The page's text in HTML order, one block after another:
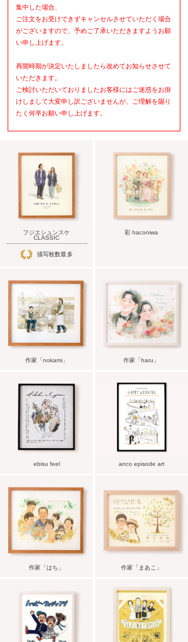
集中した場合、
ご注文をお受けできずキャンセルさせていただく場合
がございますので、予めご了承いただきますようお願
い申し上げます。
再開時期が決定いたしましたら改めてお知らせさせて
いただきます。
ご検討いただいておりましたお客様にはご迷惑をお掛
けしまして大変申し訳ございませんが、ご理解を賜り
たく何卒お願い申し上げます。
フジエシュンスケ
CLASSIC
描写枚数最多
彩 haconiwa
作家「nokami」 作家「haru」
ebisu feel anco episode art
作家「はち」 作家「まあこ」